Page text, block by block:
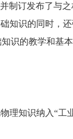
订发布了
识的同时，
识的教学和基本
知识纳入“